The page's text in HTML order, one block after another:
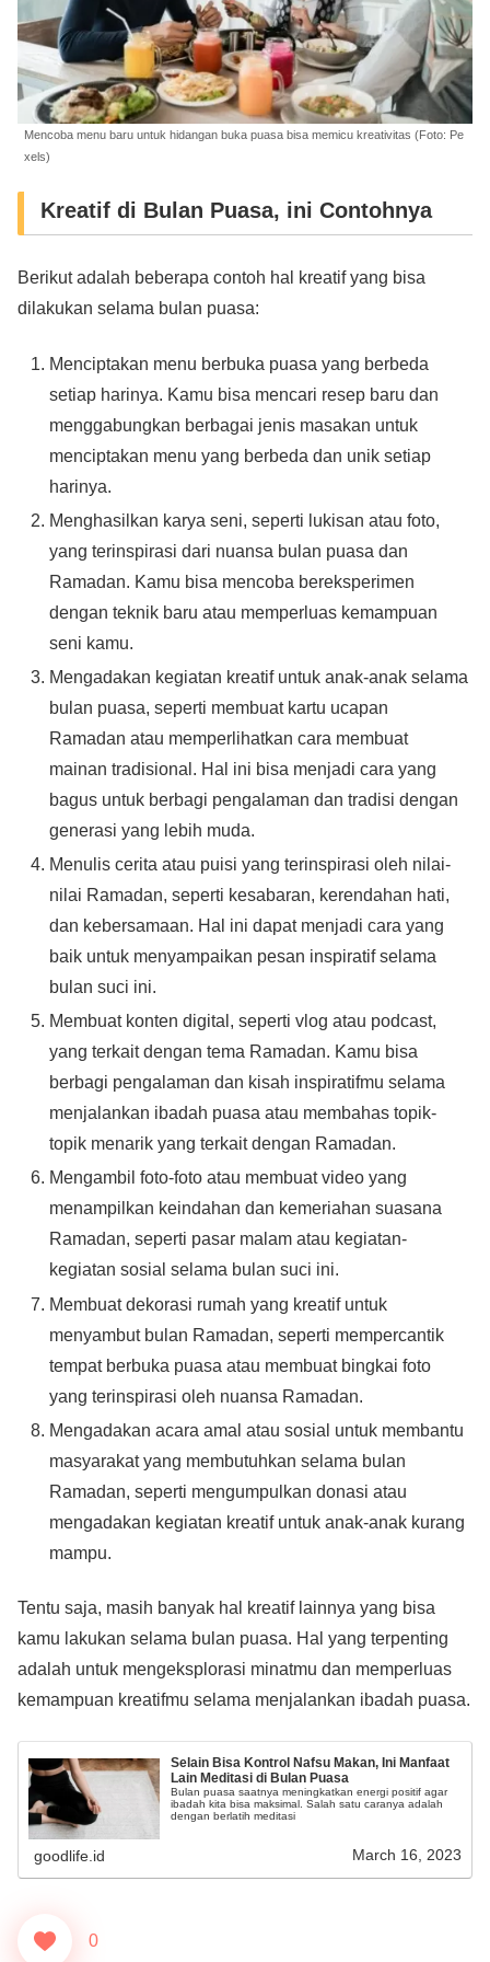
Mencoba menu baru untuk hidangan buka puasa bisa memicu kreativitas (Foto: Pe
xels)
Kreatif di Bulan Puasa, ini Contohnya
Berikut adalah beberapa contoh hal kreatif yang bisa
dilakukan selama bulan puasa:
Menciptakan menu berbuka puasa yang berbeda
setiap harinya. Kamu bisa mencari resep baru dan
menggabungkan berbagai jenis masakan untuk
menciptakan menu yang berbeda dan unik setiap
harinya.
Menghasilkan karya seni, seperti lukisan atau foto,
yang terinspirasi dari nuansa bulan puasa dan
Ramadan. Kamu bisa mencoba bereksperimen
dengan teknik baru atau memperluas kemampuan
seni kamu.
Mengadakan kegiatan kreatif untuk anak-anak selama
bulan puasa, seperti membuat kartu ucapan
Ramadan atau memperlihatkan cara membuat
mainan tradisional. Hal ini bisa menjadi cara yang
bagus untuk berbagi pengalaman dan tradisi dengan
generasi yang lebih muda.
Menulis cerita atau puisi yang terinspirasi oleh nilai-
nilai Ramadan, seperti kesabaran, kerendahan hati,
dan kebersamaan. Hal ini dapat menjadi cara yang
baik untuk menyampaikan pesan inspiratif selama
bulan suci ini.
Membuat konten digital, seperti vlog atau podcast,
yang terkait dengan tema Ramadan. Kamu bisa
berbagi pengalaman dan kisah inspiratifmu selama
menjalankan ibadah puasa atau membahas topik-
topik menarik yang terkait dengan Ramadan.
Mengambil foto-foto atau membuat video yang
menampilkan keindahan dan kemeriahan suasana
Ramadan, seperti pasar malam atau kegiatan-
kegiatan sosial selama bulan suci ini.
Membuat dekorasi rumah yang kreatif untuk
menyambut bulan Ramadan, seperti mempercantik
tempat berbuka puasa atau membuat bingkai foto
yang terinspirasi oleh nuansa Ramadan.
Mengadakan acara amal atau sosial untuk membantu
masyarakat yang membutuhkan selama bulan
Ramadan, seperti mengumpulkan donasi atau
mengadakan kegiatan kreatif untuk anak-anak kurang
mampu.
Tentu saja, masih banyak hal kreatif lainnya yang bisa
kamu lakukan selama bulan puasa. Hal yang terpenting
adalah untuk mengeksplorasi minatmu dan memperluas
kemampuan kreatifmu selama menjalankan ibadah puasa.
Selain Bisa Kontrol Nafsu Makan, Ini Manfaat
Lain Meditasi di Bulan Puasa
Bulan puasa saatnya meningkatkan energi positif agar
ibadah kita bisa maksimal. Salah satu caranya adalah
dengan berlatih meditasi
goodlife.id March 16, 2023
0